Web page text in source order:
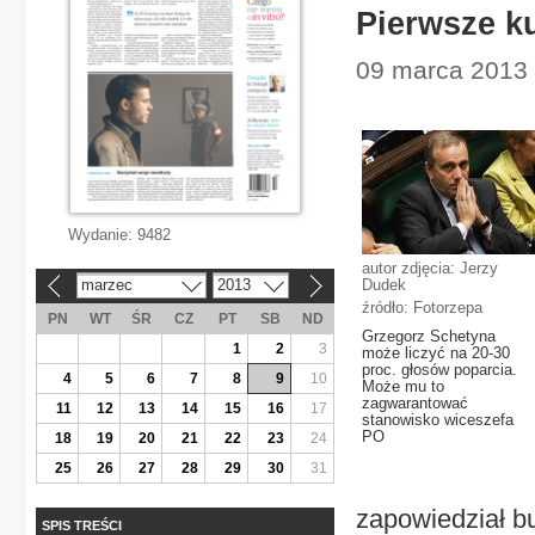
Pierwsze
09 marca
autor zdjęcia: Jerzy
Dudek
źródło: Fotorzepa
Grzegorz Schetyna
może liczyć na 20-30
proc. głosów poparcia.
Może mu to
zagwarantować
stanowisko wiceszefa
PO
zapowiedział
Wydanie: 9482
marzec 2013
PN WT ŚR CZ PT SB
ND
1
2
3
4
5 6 7 8 9
10
11
12 13 14 15 16
17
18
19 20 21 22 23
24
25
26 27 28 29 30 31
SPIS TREŚCI